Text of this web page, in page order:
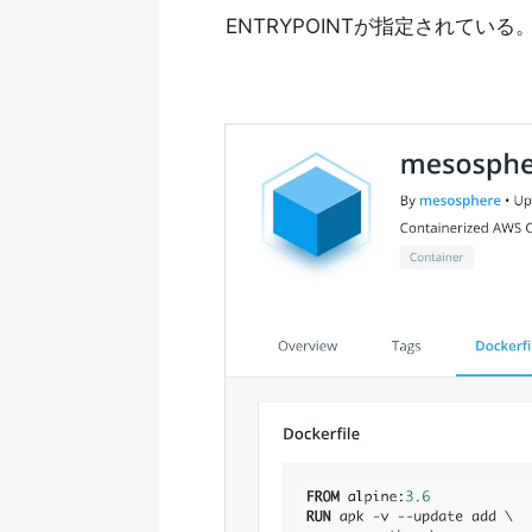
ENTRYPOINTが指定されている